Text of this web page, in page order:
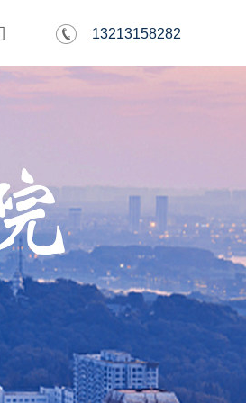
13213158282